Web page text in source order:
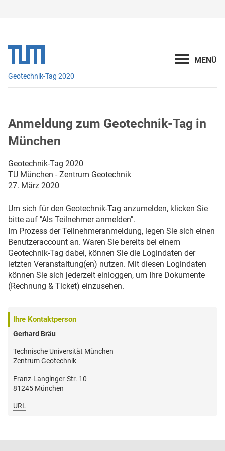
Geotechnik-Tag 2020
Anmeldung zum Geotechnik-Tag in
München
Geotechnik-Tag 2020
TU München - Zentrum Geotechnik
27. März 2020
Um sich für den Geotechnik-Tag anzumelden, klicken Sie
bitte auf "Als Teilnehmer anmelden".
Im Prozess der Teilnehmeranmeldung, legen Sie sich einen
Benutzeraccount an. Waren Sie bereits bei einem
Geotechnik-Tag dabei, können Sie die Logindaten der
letzten Veranstaltung(en) nutzen. Mit diesen Logindaten
können Sie sich jederzeit einloggen, um Ihre Dokumente
(Rechnung & Ticket) einzusehen.
Ihre Kontaktperson
Gerhard Bräu
Technische Universität München
Zentrum Geotechnik
Franz-Langinger-Str. 10
81245 München
URL